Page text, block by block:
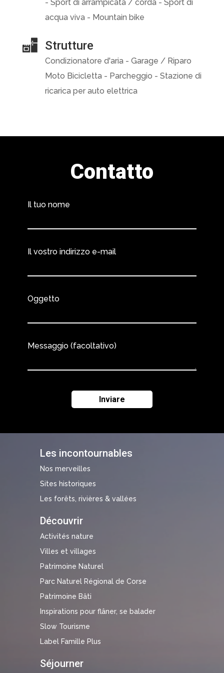
- Sport di arrampicata / corda - Sport di
acqua viva - Mountain bike
Strutture
Condizionatore d'aria - Garage / Riparo
Moto Bicicletta - Parcheggio - Stazione di
ricarica per auto elettrica
Les incontournables
Nos merveilles
Sites historiques
Les forêts, rivières & vallées
Découvrir
Activités nature
Villes et villages
Patrimoine Naturel
Parc Naturel Régional de Corse
Patrimoine Bâti
Inspirations pour flâner, se balader
Slow Tourisme
Label Famille Plus
Séjourner
Contatto
Il tuo nome
Il vostro indirizzo e-mail
Oggetto
Messaggio (facoltativo)